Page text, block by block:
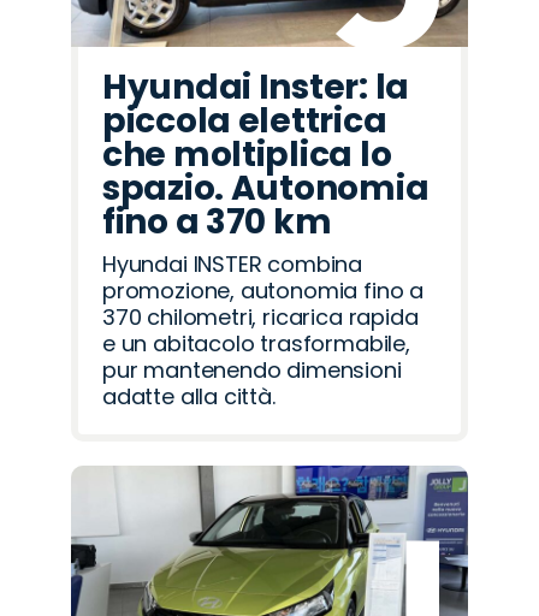
Hyundai Inster: la
piccola elettrica
che moltiplica lo
spazio. Autonomia
fino a 370 km
Hyundai INSTER combina
promozione, autonomia fino a
370 chilometri, ricarica rapida
e un abitacolo trasformabile,
pur mantenendo dimensioni
adatte alla città.